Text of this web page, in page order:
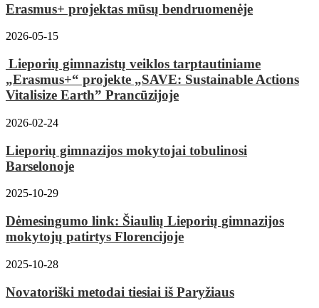
Erasmus+ projektas mūsų bendruomenėje
2026-05-15
Lieporių gimnazistų veiklos tarptautiniame
„Erasmus+“ projekte „SAVE: Sustainable Actions
Vitalisize Earth” Prancūzijoje
2026-02-24
Lieporių gimnazijos mokytojai tobulinosi
Barselonoje
2025-10-29
Dėmesingumo link: Šiaulių Lieporių gimnazijos
mokytojų patirtys Florencijoje
2025-10-28
Novatoriški metodai tiesiai iš Paryžiaus